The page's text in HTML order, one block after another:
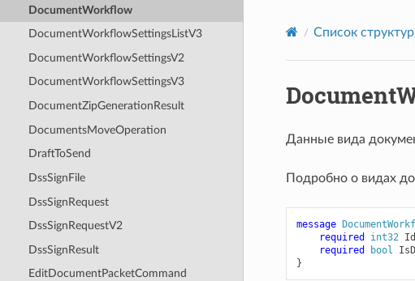
DocumentWorkflow
DocumentWorkflowSettingsListV3
DocumentWorkflowSettingsV2
DocumentWorkflowSettingsV3
DocumentZipGenerationResult
DocumentsMoveOperation
DraftToSend
DssSignFile
DssSignRequest
DssSignRequestV2
DssSignResult
EditDocumentPacketCommand
Список структур
Данные вида
Подробно о видах
message
required
int32 Id
required
bool
}